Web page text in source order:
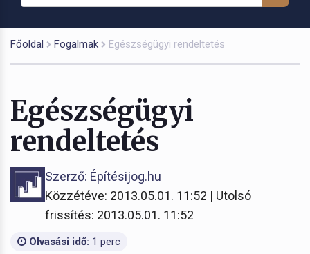
Főoldal Fogalmak Egészségügyi rendeltetés
Egészségügyi
rendeltetés
Szerző: Építésijog.hu
Közzétéve: 2013.05.01. 11:52 | Utolsó
frissítés: 2013.05.01. 11:52
Olvasási idő: 1 perc